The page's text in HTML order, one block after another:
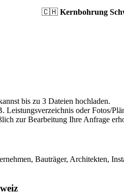
🇨🇭 Kernbohrung
bis zu 3 Dateien hochladen.
Leistungsverzeichnis oder Fotos/
zur Bearbeitung Ihre Anfrage
Bauträger, Architekten,